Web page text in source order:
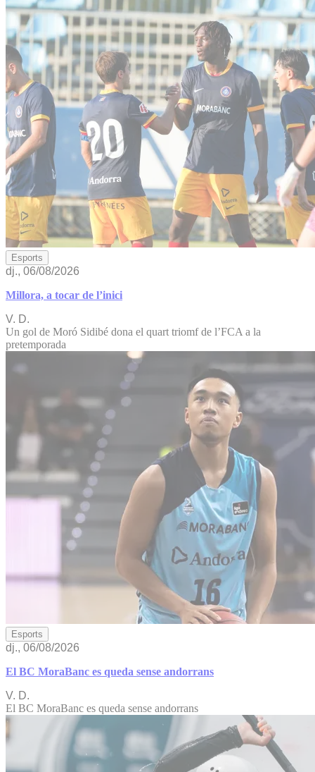
Esports
dj., 06/08/2026
Millora, a tocar de l’inici
V. D.
Un gol de Moró Sidibé dona el quart triomf de l’FCA a la
pretemporada
Esports
dj., 06/08/2026
El BC MoraBanc es queda sense andorrans
V. D.
El BC MoraBanc es queda sense andorrans